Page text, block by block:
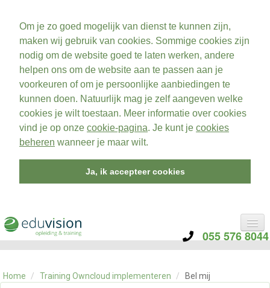
Om je zo goed mogelijk van dienst te kunnen zijn,
maken wij gebruik van cookies. Sommige cookies zijn
nodig om de website goed te laten werken, andere
helpen ons om de website aan te passen aan je
voorkeuren of om je persoonlijke aanbiedingen te
kunnen doen. Natuurlijk mag je zelf aangeven welke
cookies je wilt toestaan. Meer informatie over cookies
vind je op onze cookie-pagina. Je kunt je cookies
beheren wanneer je maar wilt.
Ja, ik accepteer cookies
055 576 8044
CATEGORIE
OVER ONS
Home / Training Owncloud implementeren / Bel mij